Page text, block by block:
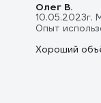
Олег В.
10.05.2023г.
Опыт
Хороший